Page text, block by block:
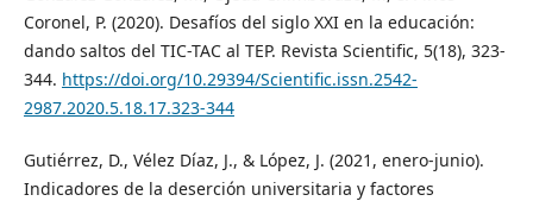
Coronel, P. (2020). Desafíos del siglo XXI en la educación:
dando saltos del TIC-TAC al TEP. Revista Scientific, 5(18), 323-
344. https://doi.org/10.29394/Scientific.issn.2542-
2987.2020.5.18.17.323-344
Gutiérrez, D., Vélez Díaz, J., & López, J. (2021, enero-junio).
Indicadores de la deserción universitaria y factores